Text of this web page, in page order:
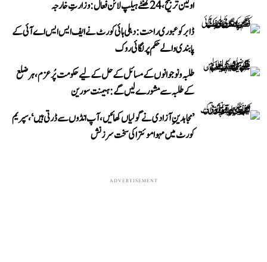
اولین ترجیح، 24 گھنٹے ہیلپ لائن فعال: وزارتِ خارجہ
ڈابر کو عبوری راحت: دہلی ہائی کورٹ نے ایف ایس ایس اے آئی کے
پابندی والے حکم پر لگائی روک
طلبہ و نوجوانوں کے مسائل کے حل کے لیے حکومت پُرعزم، ہر ضلع
کے طلبہ سے مشورے لیں گے: ہیمنت سورین
’مجاہدینِ آزادی نے گولیاں کھائیں، آپ انڈوں سے ڈرتی ہیں‘، سپریم
کورٹ میں مہوا موئترا کی سخت سرزنش
ADVERTISEMENT